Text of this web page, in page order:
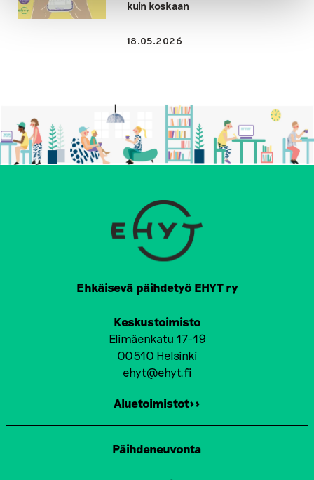
kuin koskaan
18.05.2026
Ehkäisevä päihdetyö EHYT ry
Keskustoimisto
Elimäenkatu 17-19
00510 Helsinki
ehyt@ehyt.fi
Aluetoimistot>>
Päihdeneuvonta